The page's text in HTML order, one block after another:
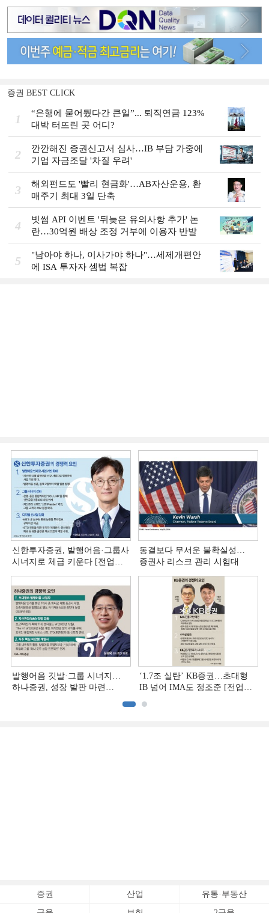
증권 BEST CLICK
1
“은행에 묻어뒀다간 큰일”... 퇴직연금 123%
대박 터뜨린 곳 어디?
2
깐깐해진 증권신고서 심사…IB 부담 가중에
기업 자금조달 '차질 우려'
3
해외펀드도 '빨리 현금화'…AB자산운용, 환
매주기 최대 3일 단축
4
빗썸 API 이벤트 '뒤늦은 유의사항 추가' 논
란…30억원 배상 조정 거부에 이용자 반발
5
"남아야 하나, 이사가야 하나"…세제개편안
에 ISA 투자자 셈법 복잡
신한투자증권, 발행어음·그룹사
시너지로 체급 키운다 [전업계
동결보다 무서운 불확실성…
증권사 리스크 관리 시험대
발행어음 깃발·그룹 시너지…
하나증권, 성장 발판 마련
‘1.7조 실탄’ KB증권…초대형
IB 넘어 IMA도 정조준 [전업계
증권 산업 유통·부동산